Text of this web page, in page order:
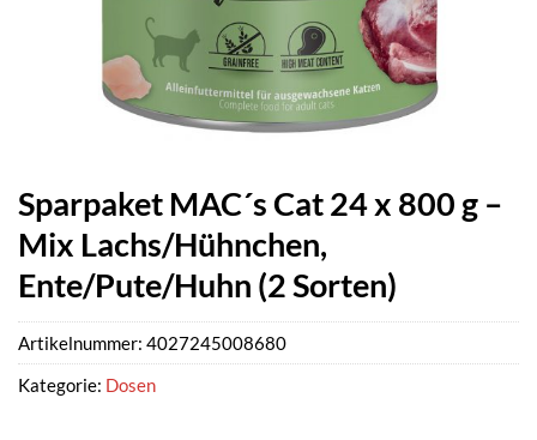
Sparpaket MAC´s Cat 24 x 800 g –
Mix Lachs/Hühnchen,
Ente/Pute/Huhn (2 Sorten)
Artikelnummer: 4027245008680
Kategorie: Dosen